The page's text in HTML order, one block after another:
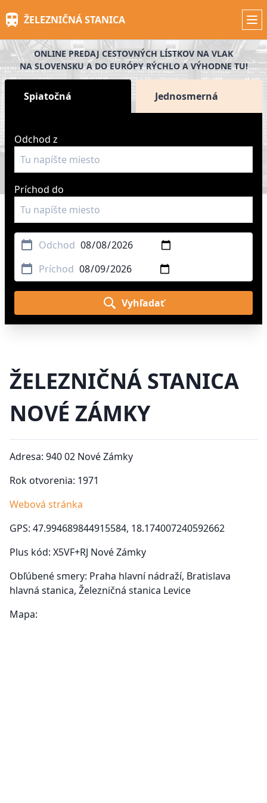
to
content
ŽELEZNIČNÁ STANICA
ONLINE PREDAJ CESTOVNÝCH LÍSTKOV NA VLAK
NA SLOVENSKU A DO EURÓPY RÝCHLO A VÝHODNE TU!
Spiatočná Jednosmerná
Odchod z
Príchod do
Odchod
Príchod
Vyhľadať
ŽELEZNIČNÁ STANICA
NOVÉ ZÁMKY
Adresa: 940 02 Nové Zámky
Rok otvorenia: 1971
Webová stránka
GPS: 47.994689844915584, 18.174007240592662
Plus kód: X5VF+RJ Nové Zámky
Obľúbené smery: Praha hlavní nádraží, Bratislava
hlavná stanica, Železničná stanica Levice
Mapa: